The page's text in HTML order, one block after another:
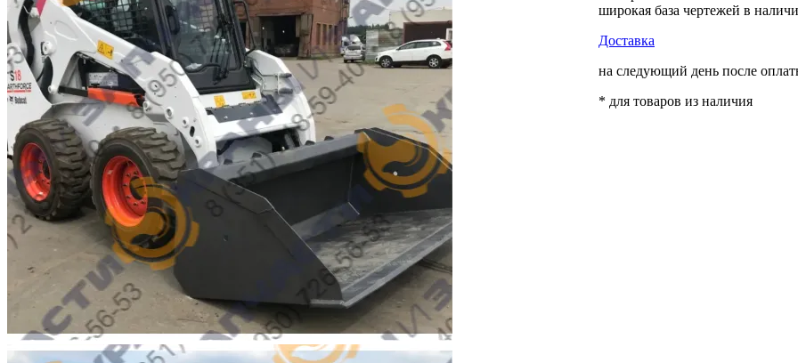
широкая база чертежей в
Доставка
на следующий день после
* для товаров из наличия